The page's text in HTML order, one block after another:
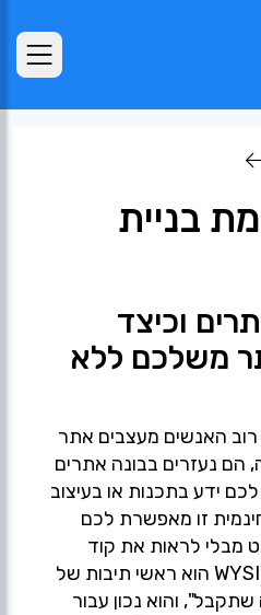
בניית
וכיצד
משלכם ללא
האנשים מעצבים אתר
הם נעזרים בבונה אתרים
ידע בתכנות או בעיצוב
זו מאפשרת לכם
מבלי לראות את קוד
המקור שלהם כלל. WYSIWYG הוא ראשי תיבות של
והוא נכון עבור